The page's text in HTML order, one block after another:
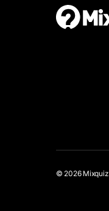
© 2026 Mixquiz